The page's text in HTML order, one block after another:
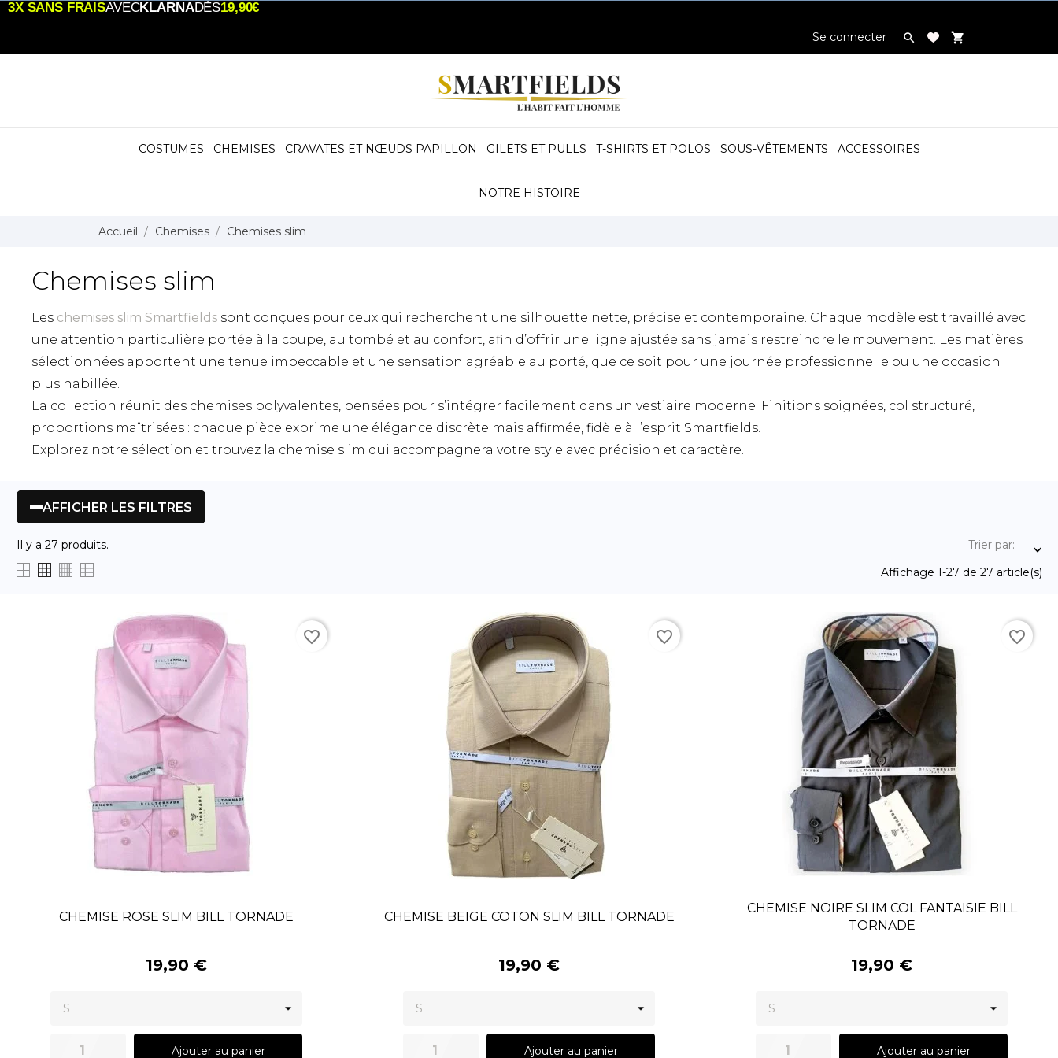
3X SANS FRAISAVECKLARNADÈS19,90€
Se connecter  shopping_cart
COSTUMES CHEMISES CRAVATES ET NŒUDS PAPILLON GILETS ET PULLS T-SHIRTS ET POLOS SOUS-VÊTEMENTS ACCESSOIRES
NOTRE HISTOIRE
Accueil Chemises Chemises slim
Chemises slim
Les chemises slim Smartfields sont conçues pour ceux qui recherchent une silhouette nette, précise et contemporaine. Chaque modèle est travaillé avec
une attention particulière portée à la coupe, au tombé et au confort, afin d’offrir une ligne ajustée sans jamais restreindre le mouvement. Les matières
sélectionnées apportent une tenue impeccable et une sensation agréable au porté, que ce soit pour une journée professionnelle ou une occasion
plus habillée.
La collection réunit des chemises polyvalentes, pensées pour s’intégrer facilement dans un vestiaire moderne. Finitions soignées, col structuré,
proportions maîtrisées : chaque pièce exprime une élégance discrète mais affirmée, fidèle à l’esprit Smartfields.
Explorez notre sélection et trouvez la chemise slim qui accompagnera votre style avec précision et caractère.
AFFICHER LES FILTRES
Il y a 27 produits. Trier par: 
Affichage 1-27 de 27 article(s)
CHEMISE ROSE SLIM BILL TORNADE
19,90 €
Ajouter au panier
favorite_border
CHEMISE BEIGE COTON SLIM BILL TORNADE
19,90 €
Ajouter au panier
favorite_border
CHEMISE NOIRE SLIM COL FANTAISIE BILL
TORNADE
19,90 €
Ajouter au panier
favorite_border